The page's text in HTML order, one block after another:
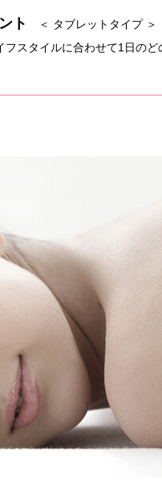
ト
＜ タブレットタイプ
スタイルに合わせて1日の